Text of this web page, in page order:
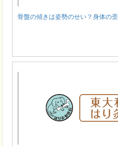
骨盤の傾きは姿勢のせい？身体の